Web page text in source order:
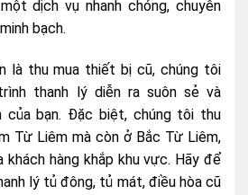
dịch vụ nhanh chóng, chuyên
bạch.
là thu mua thiết bị cũ, chúng tôi
thanh lý diễn ra suôn sẻ và
của bạn. Đặc biệt, chúng tôi thu
Từ Liêm mà còn ở Bắc Từ Liêm,
khách hàng khắp khu vực. Hãy để
lý tủ đông, tủ mát, điều hòa cũ